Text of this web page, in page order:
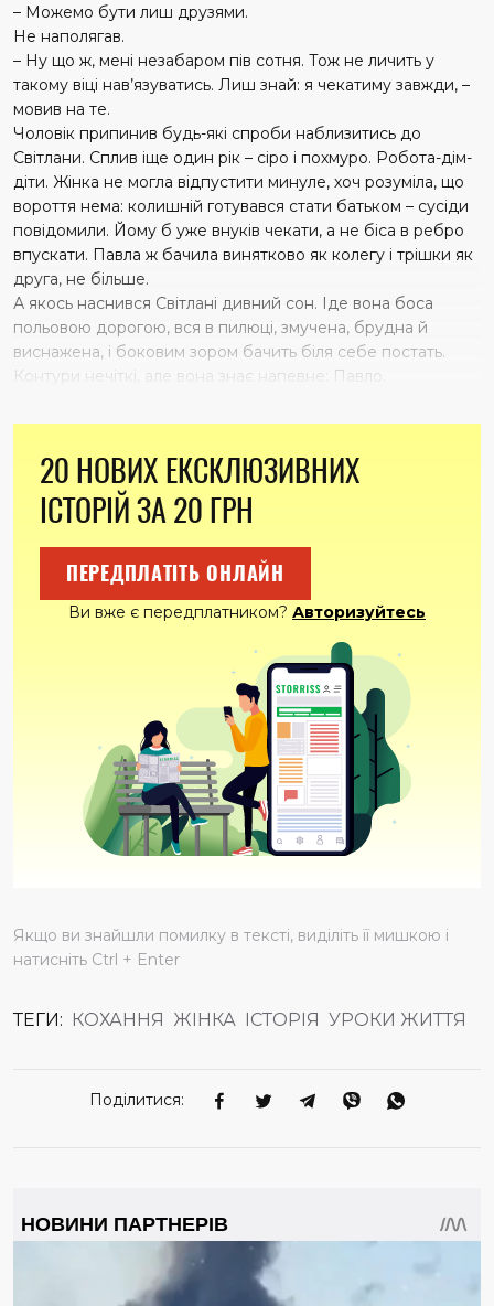
– Можемо бути лиш друзями.
Не наполягав.
– Ну що ж, мені незабаром пів сотня. Тож не личить у
такому віці нав’язуватись. Лиш знай: я чекатиму завжди, –
мовив на те.
Чоловік припинив будь-які спроби наблизитись до
Світлани. Сплив іще один рік – сіро і похмуро. Робота-дім-
діти. Жінка не могла відпустити минуле, хоч розуміла, що
вороття нема: колишній готувався стати батьком – сусіди
повідомили. Йому б уже внуків чекати, а не біса в ребро
впускати. Павла ж бачила винятково як колегу і трішки як
друга, не більше.
А якось наснився Світлані дивний сон. Іде вона боса
польовою дорогою, вся в пилюці, змучена, брудна й
виснажена, і боковим зором бачить біля себе постать.
Контури нечіткі, але вона знає напевне: Павло.
20 НОВИХ ЕКСКЛЮЗИВНИХ
ІСТОРІЙ ЗА 20 ГРН
ПЕРЕДПЛАТІТЬ ОНЛАЙН
Ви вже є передплатником? Авторизуйтесь
Якщо ви знайшли помилку в тексті, виділіть її мишкою і
натисніть Ctrl + Enter
ТЕГИ: КОХАННЯ ЖІНКА ІСТОРІЯ УРОКИ ЖИТТЯ
Поділитися: